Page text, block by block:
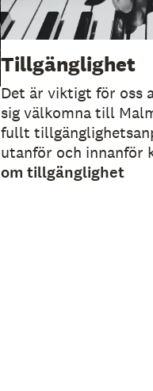
Tillgänglighet
Det är viktigt för oss
sig välkomna till
fullt
utanför och innanför
om tillgänglighet